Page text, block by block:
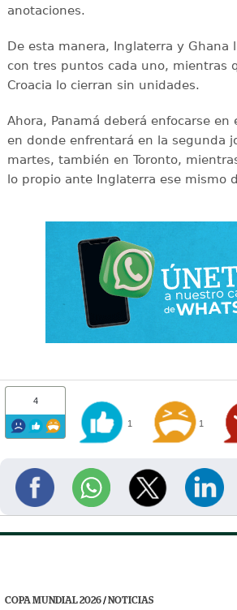
anotaciones.
De esta manera, Inglaterra y Ghana
con tres puntos cada uno, mientras
Croacia lo cierran sin unidades.
Ahora, Panamá deberá enfocarse
en donde enfrentará en la segunda
martes, también en Toronto,
lo propio ante Inglaterra ese mismo
4
1 1
COPA MUNDIAL 2026/NOTICIAS